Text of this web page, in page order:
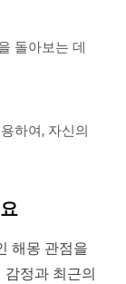
돌아보는 데
하여, 자신의
해몽 관점을
정과 최근의